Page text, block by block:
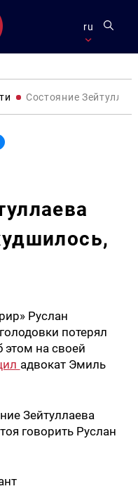
ru
Состояние
Руслан
потерял
на своей
адвокат Эмиль
Зейтуллаева
говорить Руслан